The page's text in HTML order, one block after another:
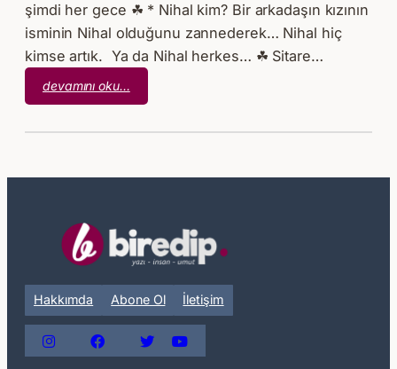
şimdi her gece ☘ * Nihal kim? Bir arkadaşın kızının
isminin Nihal olduğunu zannederek… Nihal hiç
kimse artık. Ya da Nihal herkes… ☘ Sitare…
devamını oku…
Hece
Hakkımda Abone Ol İletişim